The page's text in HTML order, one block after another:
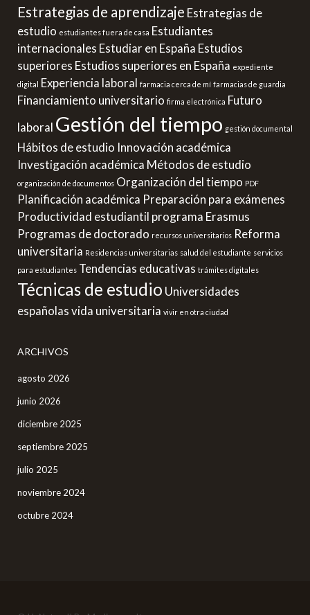
Estrategias de aprendizaje Estrategias de
estudio estudiantes fuera de casa Estudiantes
internacionales Estudiar en España Estudios
superiores Estudios superiores en España expediente
digital Experiencia laboral farmacia cerca de mí farmacias de guardia
Financiamiento universitario firma electrónica Futuro
laboral Gestión del tiempo gestión documental
Hábitos de estudio Innovación académica
Investigación académica Métodos de estudio
organización de documentos Organización del tiempo PDF
Planificación académica Preparación para exámenes
Productividad estudiantil programa Erasmus
Programas de doctorado recursos universitarios Reforma
universitaria Residencias universitarias salud del estudiante servicios
para estudiantes Tendencias educativas trámites digitales
Técnicas de estudio Universidades
españolasvida universitaria vivir en otra ciudad
ARCHIVOS
agosto 2026
junio 2026
diciembre 2025
septiembre 2025
julio 2025
noviembre 2024
octubre 2024